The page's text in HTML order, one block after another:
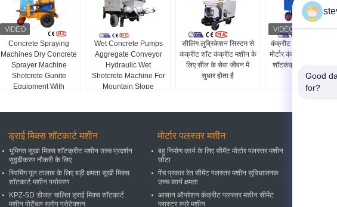
Concrete Spraying
Machines Dry Concrete
Sprayer Machine
Shotcrete Gunite
Equipment With
Wet Concrete Pumps
Aggregate Conveyor
Hydraulic Wet
Shotcrete Machine For
Mountain Slope
सीलिंग लुब्रिकेशन सिस्टम से
कंक्रीट शॉट कंक्रीट मशीन के
लिए सील के सेवा जीवन में
सुधार होता है
कंक्रीट छिड़काव मशीनें
मोर्टार कंक्रीट छिड़काव
शॉटकंक्रीट गनइट
ड्राई मिक्स शॉटकार्ट मशीन
भूमिगत सूखा मिक्स शॉटक्रीट मशीन उच्च प्रदर्शन
सुदृढीकरण नौकरी के लिए
स्विमिंग पूल तालाब के लिए बड़ी क्षमता सूखी मिक्स
शॉटकार्ट मशीन पर्यावरण
KPZ-5D डीजल चालित ड्राई मिक्स शॉटकार्ट
मशीन पोर्टेबल स्लोप प्रोटेक्शन
मोर्टार पलस्तर मशीन
बहु निर्माण कार्य के लिए सीमेंट मोर्टार पलस्तर मशीन
छोटा
पेंच प्रकार रेत सीमेंट पलस्तर मशीन सुविधाजनक
उच्च कार्य क्षमता
आसान ऑपरेशन कंक्रीट पलस्तर मशीन सीमेंट
प्लास्टर स्प्रे मशीन
Good
for?